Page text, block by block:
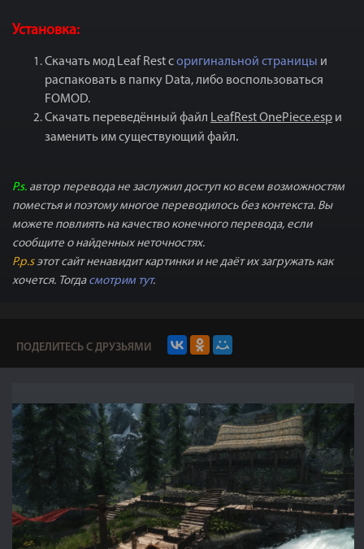
Установка:
Скачать мод Leaf Rest соригинальной страницы и
распаковать в папку Data, либо воспользоваться
FOMOD.
Скачать переведённый файл LeafRest OnePiece.esp и
заменить им существующий файл.
P.s. автор перевода не заслужил доступ ко всем возможностям
поместья и поэтому многое переводилось без контекста. Вы
можете повлиять на качество конечного перевода, если
сообщите о найденных неточностях.
P.p.sэтот сайт ненавидит картинки и не даёт их загружать как
хочется. Тогда смотрим тут.
ПОДЕЛИТЕСЬ С ДРУЗЬЯМИ